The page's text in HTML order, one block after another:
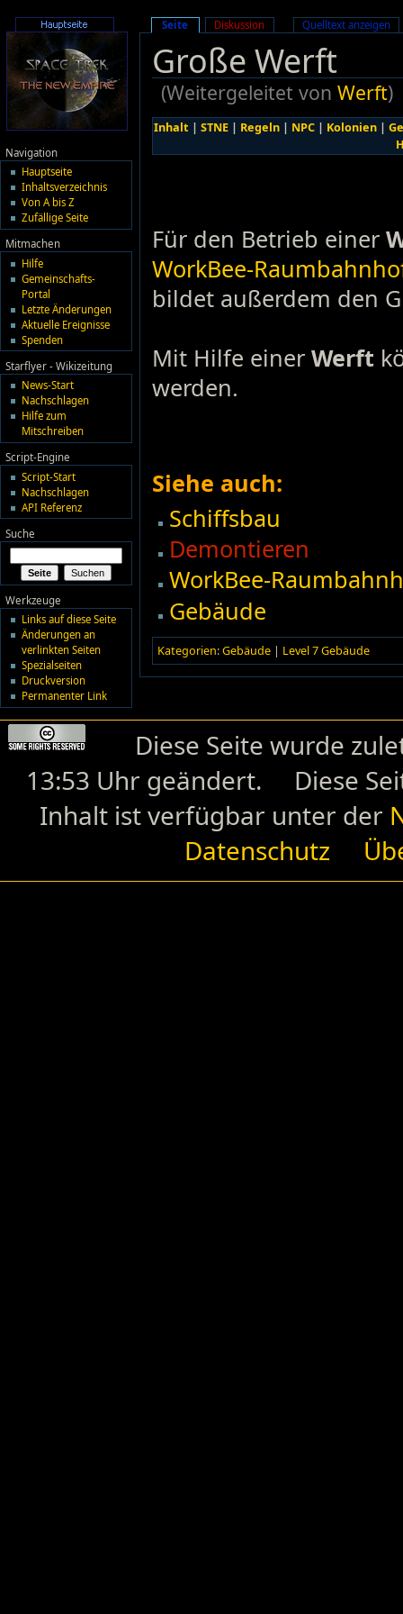
Große Werft
(Weitergeleitet vonWerft)
Inhalt | STNE| Regeln| NPC| Kolonien|
Für den Betrieb einer
WorkBee-
bildet außerdem den
Mit Hilfe einer Werft
werden.
Siehe auch:
Schiffsbau
Demontieren
WorkBee-
Gebäude
Kategorien:Gebäude| Level 7 Gebäude
Seite Diskussion Quelltext anzeigen
Navigation
Hauptseite
Inhaltsverzeichnis
Von A bis Z
Zufällige Seite
Mitmachen
Hilfe
Gemeinschafts-
Portal
Letzte Änderungen
Aktuelle Ereignisse
Spenden
Starflyer - Wikizeitung
News-Start
Nachschlagen
Hilfe zum
Mitschreiben
Script-Engine
Script-Start
Nachschlagen
API Referenz
Suche
Werkzeuge
Links auf diese Seite
Änderungen an
verlinkten Seiten
Spezialseiten
Druckversion
Permanenter Link
Diese Seite wurde
13:53 Uhr geändert.
Diese
Inhalt ist verfügbar unter der
Datenschutz